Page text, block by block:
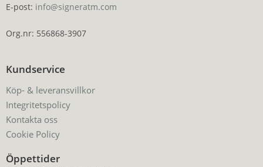
E-post: info@signeratm.com
Org.nr: 556868-3907
Kundservice
Köp- & leveransvillkor
Integritetspolicy
Kontakta oss
Cookie Policy
Öppettider